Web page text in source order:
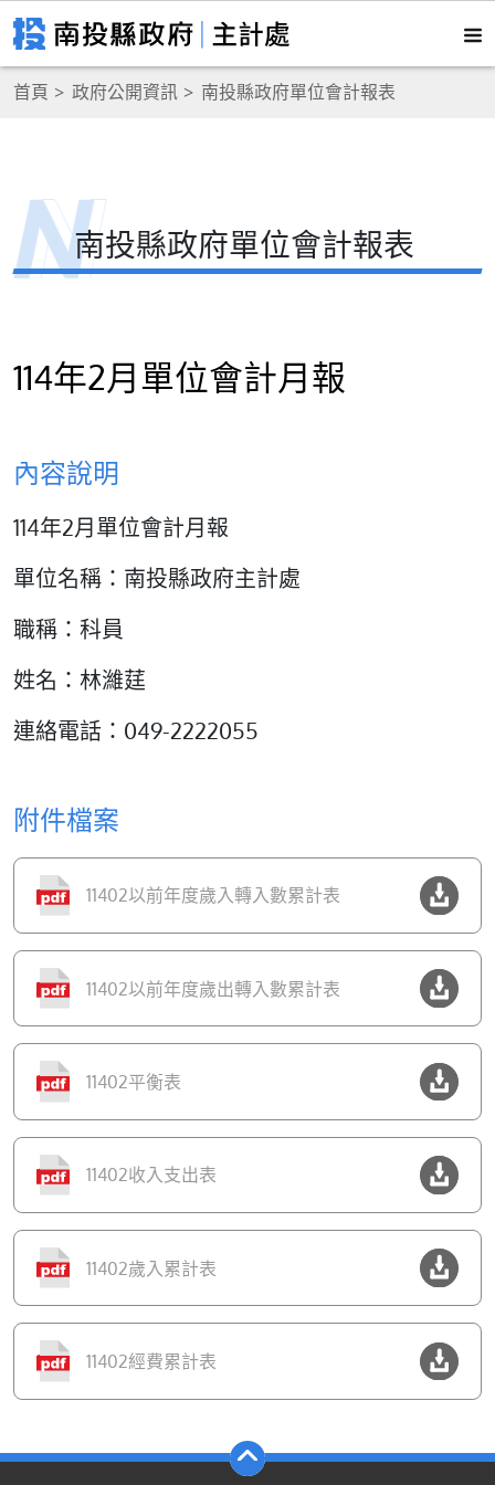
首頁 政府公開資訊 南投縣政府單位會計報表
南投縣政府單位會計報表
114年2月單位會計月報
內容說明
114年2月單位會計月報
單位名稱：南投縣政府主計處
職稱：科員
姓名：林濰莛
連絡電話：049-2222055
附件檔案
11402以前年度歲入轉入數累計表
11402以前年度歲出轉入數累計表
11402平衡表
11402收入支出表
11402歲入累計表
11402經費累計表